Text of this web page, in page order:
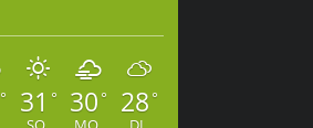
° 31 ° 30 ° 28 °